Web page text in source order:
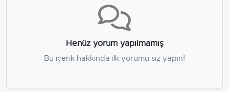
Henüz yorum yapılmamış
Bu içerik hakkında ilk yorumu siz yapın!